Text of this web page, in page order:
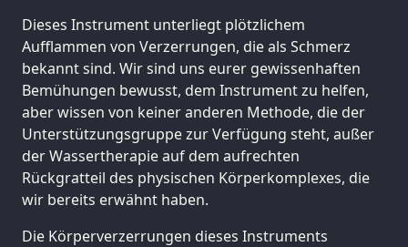
Dieses Instrument unterliegt plötzlichem
Aufflammen von Verzerrungen, die als Schmerz
bekannt sind. Wir sind uns eurer gewissenhaften
Bemühungen bewusst, dem Instrument zu helfen,
aber wissen von keiner anderen Methode, die der
Unterstützungsgruppe zur Verfügung steht, außer
der Wassertherapie auf dem aufrechten
Rückgratteil des physischen Körperkomplexes, die
wir bereits erwähnt haben.
Die Körperverzerrungen dieses Instruments